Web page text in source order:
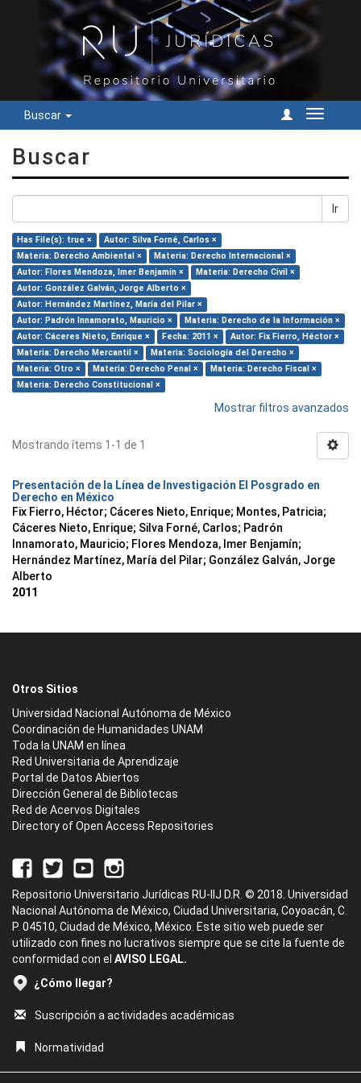
Buscar
Cambiar
Buscar
Ir
Has File(s): true ×
Autor: Silva Forné, Carlos ×
Materia: Derecho Ambiental ×
Materia: Derecho Internacional ×
Autor: Flores Mendoza, Imer Benjamín ×
Materia: Derecho Civil ×
Autor: González Galván, Jorge Alberto ×
Autor: Hernández Martínez, María del Pilar ×
Autor: Padrón Innamorato, Mauricio ×
Materia: Derecho de la Información ×
Autor: Cáceres Nieto, Enrique ×
Fecha: 2011 ×
Autor: Fix Fierro, Héctor ×
Materia: Derecho Mercantil ×
Materia: Sociología del Derecho ×
Materia: Otro ×
Materia: Derecho Penal ×
Materia: Derecho Fiscal ×
Materia: Derecho Constitucional ×
Mostrar filtros avanzados
Mostrando ítems 1-1 de 1
Presentación de la Línea de Investigación El Posgrado en
Derecho en México
Fix Fierro, Héctor; Cáceres Nieto, Enrique; Montes, Patricia;
Cáceres Nieto, Enrique; Silva Forné, Carlos; Padrón
Innamorato, Mauricio; Flores Mendoza, Imer Benjamín;
Hernández Martínez, María del Pilar; González Galván, Jorge
Alberto
2011
Otros Sitios
Universidad Nacional Autónoma de México
Coordinación de Humanidades UNAM
Toda la UNAM en línea
Red Universitaria de Aprendizaje
Portal de Datos Abiertos
Dirección General de Bibliotecas
Red de Acervos Digitales
Directory of Open Access Repositories
Repositorio Universitario Jurídicas RU-IIJ D.R. © 2018. Universidad
Nacional Autónoma de México, Ciudad Universitaria, Coyoacán, C.
P. 04510, Ciudad de México, México. Este sitio web puede ser
utilizado con fines no lucrativos siempre que se cite la fuente de
conformidad con el AVISO LEGAL.
¿Cómo llegar?
Suscripción a actividades académicas
Normatividad